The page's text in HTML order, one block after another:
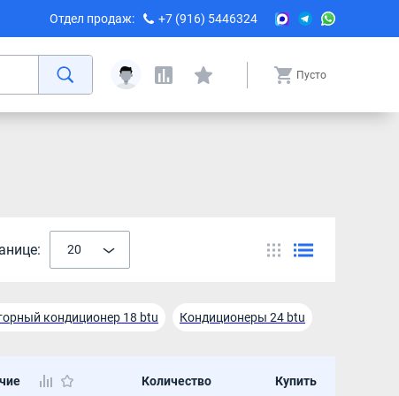
Отдел продаж: +7 (916) 5446324
Пусто
20
кондиционер 18 btu Кондиционеры 24 btu
Electrolux 12 btu Кондиционер Electrolux 9 btu
Количество Купить